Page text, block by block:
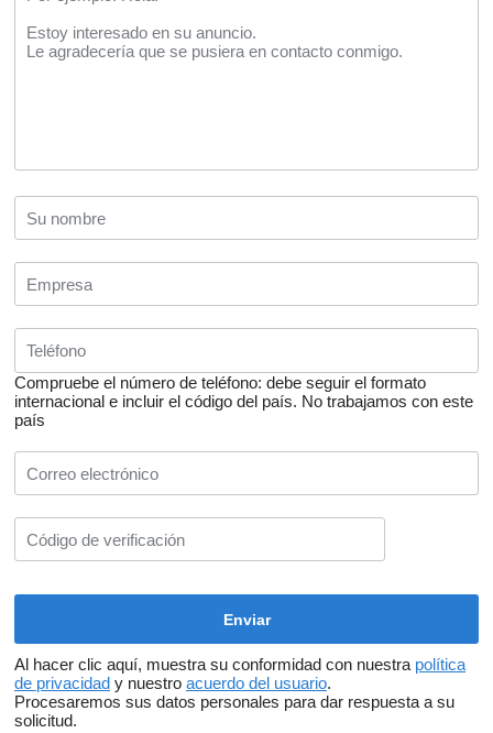
Compruebe el número de teléfono: debe seguir el formato
internacional e incluir el código del país. No trabajamos con este
país
Al hacer clic aquí, muestra su conformidad con nuestra política
de privacidad y nuestro acuerdo del usuario.
Procesaremos sus datos personales para dar respuesta a su
solicitud.